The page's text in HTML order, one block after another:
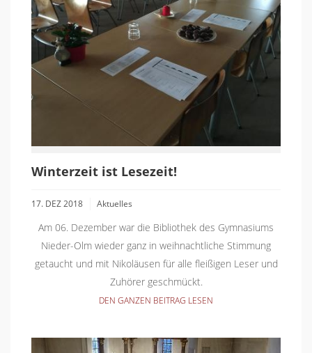
Winterzeit ist Lesezeit!
17. DEZ 2018 Aktuelles
Am 06. Dezember war die Bibliothek des Gymnasiums
Nieder-Olm wieder ganz in weihnachtliche Stimmung
getaucht und mit Nikoläusen für alle fleißigen Leser und
Zuhörer geschmückt.
DEN GANZEN BEITRAG LESEN